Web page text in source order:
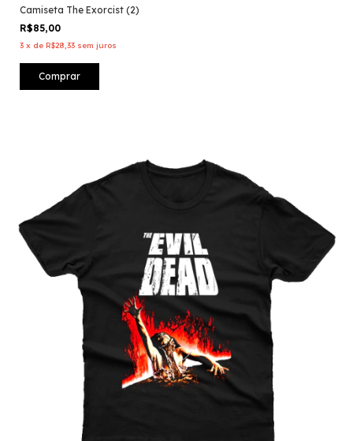
Camiseta The Exorcist (2)
R$85,00
3 x de R$28,33 sem juros
Comprar